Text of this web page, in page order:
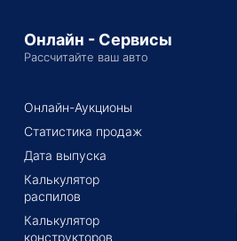
Онлайн - Сервисы
Рассчитайте ваш авто
Онлайн-Аукционы
Статистика продаж
Дата выпуска
Калькулятор
распилов
Калькулятор
конструкторов